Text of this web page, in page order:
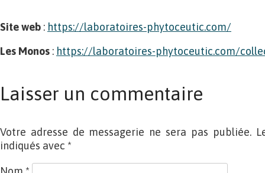
Site web : https://laboratoires-phytoceutic.com/
Les Monos : https://laboratoires-phytoceutic.com/
Laisser un commentaire
Votre adresse de messagerie ne sera pas publiée.
indiqués avec *